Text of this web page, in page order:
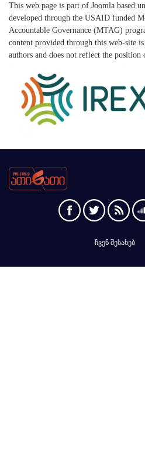
This web page is part of Joomla based
developed through the USAID funded
Accountable Governance (MTAG)
content provided through this web-site
authors and does not reflect the
ჩვენ შესახებ